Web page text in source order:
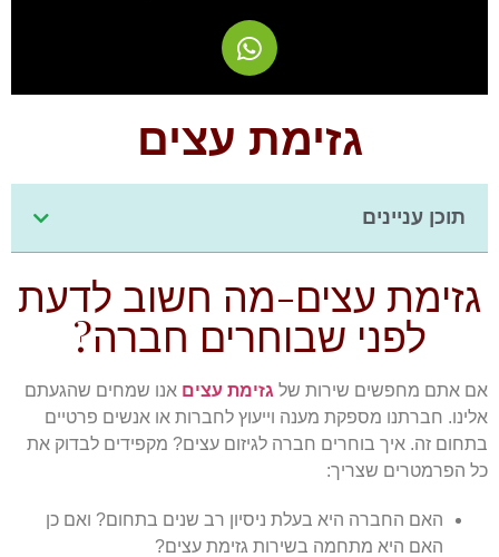
גזימת עצים
תוכן עניינים
גזימת עצים-מה חשוב לדעת
לפני שבוחרים חברה?
אם אתם מחפשים שירות של גזימת עצים אנו שמחים שהגעתם
אלינו. חברתנו מספקת מענה וייעוץ לחברות או אנשים פרטיים
בתחום זה. איך בוחרים חברה לגיזום עצים? מקפידים לבדוק את
כל הפרמטרים שצריך:
האם החברה היא בעלת ניסיון רב שנים בתחום? ואם כן
האם היא מתחמה בשירות גזימת עצים?